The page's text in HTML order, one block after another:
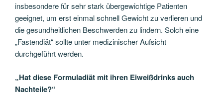
insbesondere für sehr stark übergewichtige Patienten
geeignet, um erst einmal schnell Gewicht zu verlieren und
die gesundheitlichen Beschwerden zu lindern. Solch eine
„Fastendiät“ sollte unter medizinischer Aufsicht
durchgeführt werden.
„Hat diese Formuladiät mit ihren Eiweißdrinks auch
Nachteile?“